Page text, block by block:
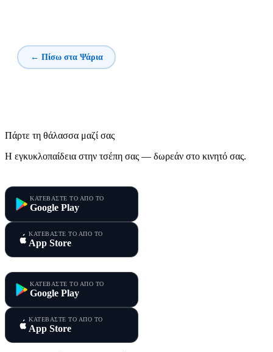
← Πίσω στα Ψάρια
Πάρτε τη θάλασσα μαζί σας
Η εγκυκλοπαίδεια στην τσέπη σας — δωρεάν στο κινητό σας.
ΚΑΤΕΒΑΣΤΕ ΤΟ ΑΠΟ ΤΟ
Google Play
ΚΑΤΕΒΑΣΤΕ ΤΟ ΑΠΟ ΤΟ
App Store
ΚΑΤΕΒΑΣΤΕ ΤΟ ΑΠΟ ΤΟ
Google Play
ΚΑΤΕΒΑΣΤΕ ΤΟ ΑΠΟ ΤΟ
App Store